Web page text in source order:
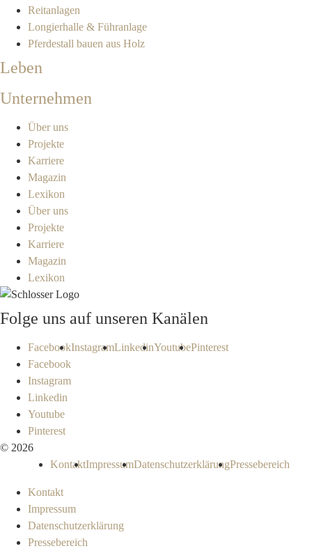
Reitanlagen
Longierhalle & Führanlage
Pferdestall bauen aus Holz
Leben
Unternehmen
Über uns
Projekte
Karriere
Magazin
Lexikon
Über uns
Projekte
Karriere
Magazin
Lexikon
Folge uns auf unseren Kanälen
FacebookInstagramLinkedinYoutubePinterest
Facebook
Instagram
Linkedin
Youtube
Pinterest
© 2026
KontaktImpressumDatenschutzerklärungPressebereich
Kontakt
Impressum
Datenschutzerklärung
Pressebereich